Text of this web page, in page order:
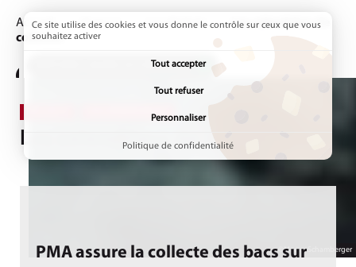
Accueil Vivre ici Les déchets Page active :
Les calendriers de
collectes
ADDTOANY (SHARE) EST DÉSACTIVÉ.
©Maeva Schamberger
Les calendriers de collectes
ENVIRONNEMENT
PMA assure la collecte des bacs sur
Ce site utilise des cookies et vous donne le contrôle sur ceux que vous
souhaitez activer
Tout accepter
Tout refuser
Personnaliser
Politique de confidentialité